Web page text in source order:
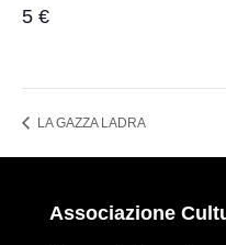
5 €
LA GAZZA LADRA
Associazione